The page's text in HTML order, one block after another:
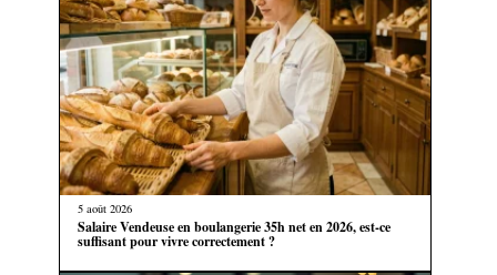
5 août 2026
Salaire Vendeuse en boulangerie 35h net en 2026, est-ce
suffisant pour vivre correctement ?